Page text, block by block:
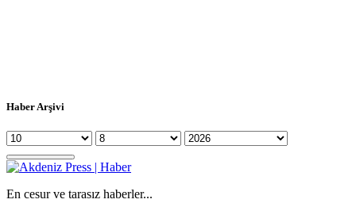
Haber Arşivi
En cesur ve tarasız haberler...